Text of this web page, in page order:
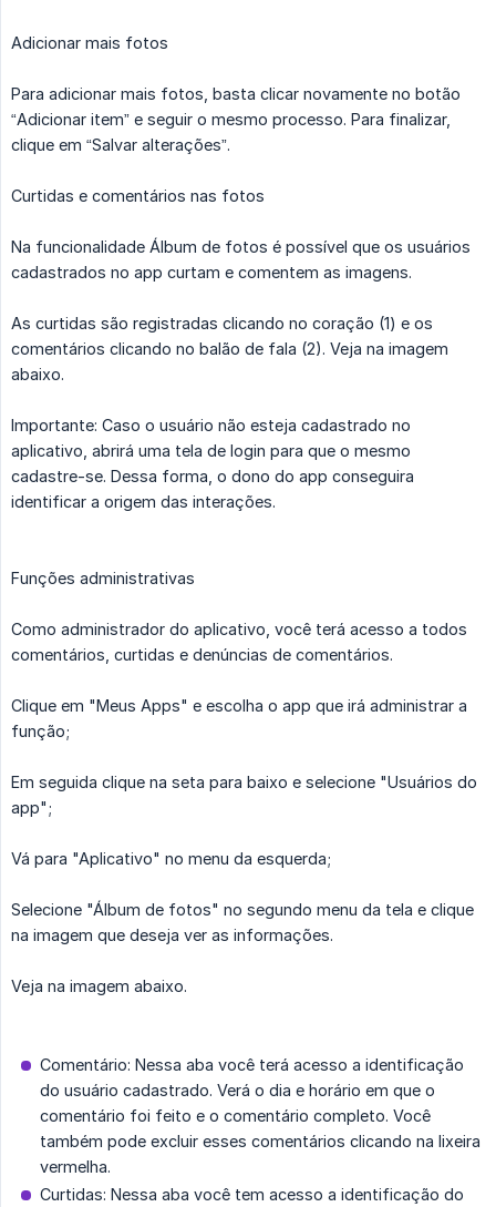
Adicionar mais fotos
Para adicionar mais fotos, basta clicar novamente no botão
“Adicionar item” e seguir o mesmo processo. Para finalizar,
clique em “Salvar alterações”.
Curtidas e comentários nas fotos
Na funcionalidade Álbum de fotos é possível que os usuários
cadastrados no app curtam e comentem as imagens.
As curtidas são registradas clicando no coração (1) e os
comentários clicando no balão de fala (2). Veja na imagem
abaixo.
Importante: Caso o usuário não esteja cadastrado no
aplicativo, abrirá uma tela de login para que o mesmo
cadastre-se. Dessa forma, o dono do app conseguira
identificar a origem das interações.
Funções administrativas
Como administrador do aplicativo, você terá acesso a todos
comentários, curtidas e denúncias de comentários.
Clique em "Meus Apps" e escolha o app que irá administrar a
função;
Em seguida clique na seta para baixo e selecione "Usuários do
app";
Vá para "Aplicativo" no menu da esquerda;
Selecione "Álbum de fotos" no segundo menu da tela e clique
na imagem que deseja ver as informações.
Veja na imagem abaixo.
Comentário: Nessa aba você terá acesso a identificação
do usuário cadastrado. Verá o dia e horário em que o
comentário foi feito e o comentário completo. Você
também pode excluir esses comentários clicando na lixeira
vermelha.
Curtidas: Nessa aba você tem acesso a identificação do